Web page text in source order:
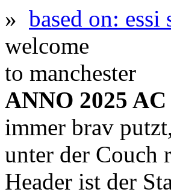
» based on: essi
welcome
to manchester
ANNO 2025 AC
immer brav
unter der Couch
Header ist der